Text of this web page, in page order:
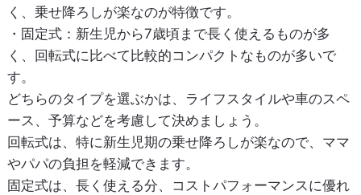
く、乗せ降ろしが楽なのが特徴です。
・固定式： 新生児から7歳頃まで長く使えるものが多
く、回転式に比べて比較的コンパクトなものが多いで
す。
どちらのタイプを選ぶかは、ライフスタイルや車のスペ
ース、予算などを考慮して決めましょう。
回転式は、特に新生児期の乗せ降ろしが楽なので、ママ
やパパの負担を軽減できます。
固定式は、長く使える分、コストパフォーマンスに優れ